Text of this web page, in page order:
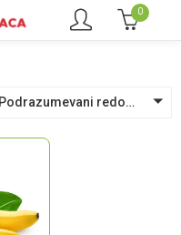
0
Podrazumevani redosled